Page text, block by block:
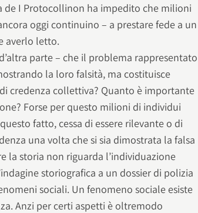
de I Protocollinon ha impedito che milioni
oggi continuino – a prestare fede a un
averlo letto.
parte – che il problema rappresentato
la loro falsità, ma costituisce
credenza collettiva? Quanto è importante
Forse per questo milioni di individui
fatto, cessa di essere rilevante o di
una volta che si sia dimostrata la falsa
la storia non riguarda l’individuazione
storiografica a un dossier di polizia
sociali. Un fenomeno sociale esiste
Anzi per certi aspetti è oltremodo